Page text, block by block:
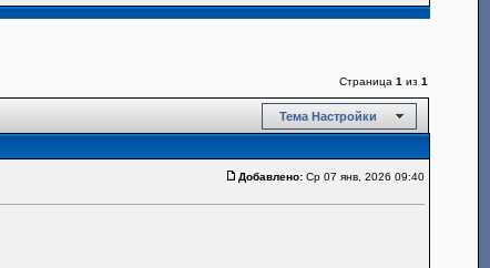
Страница 1 из 1
Тема Настройки
Добавлено:Ср 07 янв, 2026 09:40